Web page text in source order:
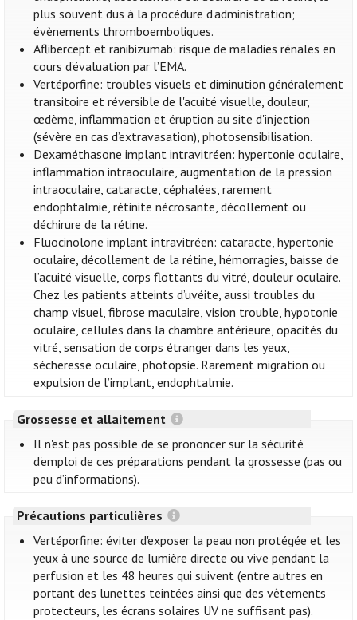
plus souvent dus à la procédure d'administration;
évènements thromboemboliques.
Aflibercept et ranibizumab: risque de maladies rénales en
cours d’évaluation par l’EMA.
Vertéporfine: troubles visuels et diminution généralement
transitoire et réversible de l'acuité visuelle, douleur,
œdème, inflammation et éruption au site d'injection
(sévère en cas d’extravasation), photosensibilisation.
Dexaméthasone implant intravitréen: hypertonie oculaire,
inflammation intraoculaire, augmentation de la pression
intraoculaire, cataracte, céphalées, rarement
endophtalmie, rétinite nécrosante, décollement ou
déchirure de la rétine.
Fluocinolone implant intravitréen: cataracte, hypertonie
oculaire, décollement de la rétine, hémorragies, baisse de
l’acuité visuelle, corps flottants du vitré, douleur oculaire.
Chez les patients atteints d’uvéite, aussi troubles du
champ visuel, fibrose maculaire, vision trouble, hypotonie
oculaire, cellules dans la chambre antérieure, opacités du
vitré, sensation de corps étranger dans les yeux,
sécheresse oculaire, photopsie. Rarement migration ou
expulsion de l’implant, endophtalmie.
Grossesse et allaitement
Il n'est pas possible de se prononcer sur la sécurité
d'emploi de ces préparations pendant la grossesse (pas ou
peu d’informations).
Précautions particulières
Vertéporfine: éviter d'exposer la peau non protégée et les
yeux à une source de lumière directe ou vive pendant la
perfusion et les 48 heures qui suivent (entre autres en
portant des lunettes teintées ainsi que des vêtements
protecteurs, les écrans solaires UV ne suffisant pas).